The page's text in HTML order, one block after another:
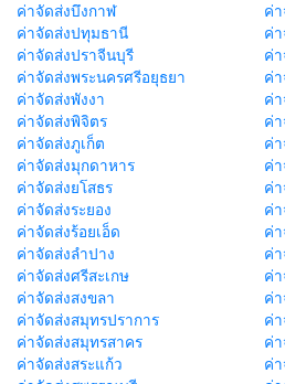
ค่าจัดส่งบึงกาฬ
ค่
ค่าจัดส่งปทุมธานี
ค่
ค่าจัดส่งปราจีนบุรี
ค่
ค่าจัดส่งพระนครศรีอยุธยา
ค่า
ค่าจัดส่งพังงา
ค่
ค่าจัดส่งพิจิตร
ค่
ค่าจัดส่งภูเก็ต
ค่
ค่าจัดส่งมุกดาหาร
ค่
ค่าจัดส่งยโสธร
ค่
ค่าจัดส่งระยอง
ค่
ค่าจัดส่งร้อยเอ็ด
ค่
ค่าจัดส่งลำปาง
ค่
ค่าจัดส่งศรีสะเกษ
ค่
ค่าจัดส่งสงขลา
ค่
ค่าจัดส่งสมุทรปราการ
ค่
ค่าจัดส่งสมุทรสาคร
ค่
ค่าจัดส่งสระแก้ว
ค่